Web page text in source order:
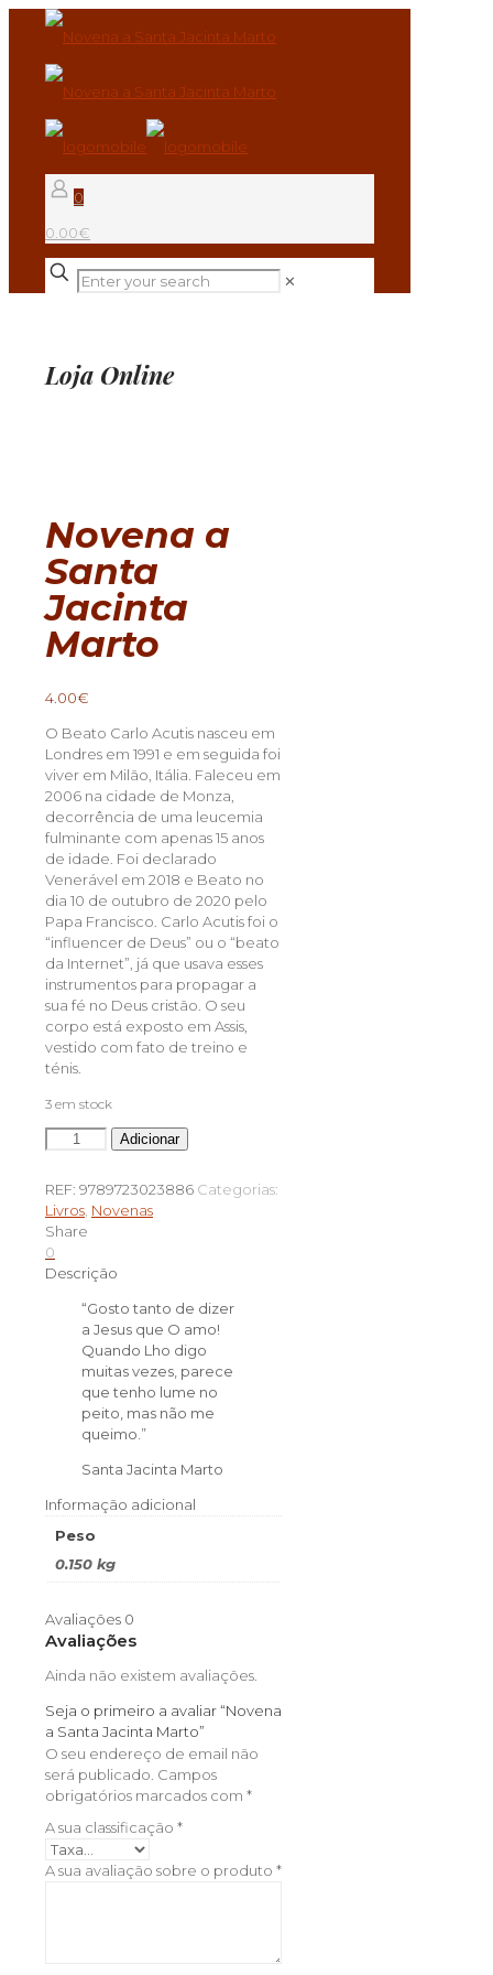
0
0.00€
✕
Loja Online
Novena a
Santa
Jacinta
Marto
4.00€
O Beato Carlo Acutis nasceu em
Londres em 1991 e em seguida foi
viver em Milão, Itália. Faleceu em
2006 na cidade de Monza,
decorrência de uma leucemia
fulminante com apenas 15 anos
de idade. Foi declarado
Venerável em 2018 e Beato no
dia 10 de outubro de 2020 pelo
Papa Francisco. Carlo Acutis foi o
“influencer de Deus” ou o “beato
da Internet”, já que usava esses
instrumentos para propagar a
sua fé no Deus cristão. O seu
corpo está exposto em Assis,
vestido com fato de treino e
ténis.
3 em stock
Quantidade
de
a
Santa
Jacinta
Marto
Adicionar
REF: 9789723023886 Categorias:
Livros Novenas
Share
0
Descrição
“Gosto tanto de dizer
a Jesus que O amo!
Quando Lho digo
muitas vezes, parece
que tenho lume no
peito, mas não me
queimo.”
Santa Jacinta Marto
Informação adicional
Peso
0.150 kg
Avaliações 0
Avaliações
Ainda não existem avaliações.
Seja o primeiro a avaliar “Novena
a Santa Jacinta Marto”
O seu endereço de email não
será publicado. Campos
obrigatórios marcados com *
A sua classificação *
A sua avaliação sobre o produto *